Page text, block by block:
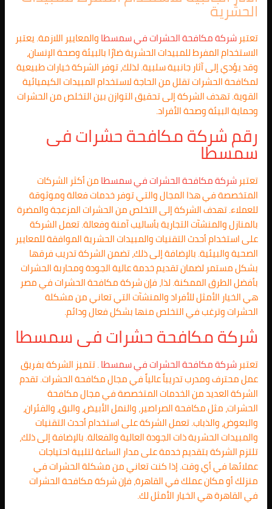
الحشرية
تعتبرشركة مكافحة الحشرات فيسمسطاوالمعايير اللازمة. يعتبر
الاستخدام المفرط للمبيدات الحشرية ضارًا بالبيئة وصحة الإنسان،
وقد يؤدي إلى آثار جانبية سلبية. لذلك، توفر الشركة خيارات طبيعية
لمكافحة الحشرات تقلل من الحاجة لاستخدام المبيدات الكيميائية
القوية. تهدف الشركة إلى تحقيق التوازن بين التخلص من الحشرات
وحماية البيئة وصحة الأفراد.
رقم شركة مكافحة حشرات فى
سمسطا
تعتبرشركة مكافحة الحشرات فيسمسطامن أكثر الشركات
المتخصصة في هذا المجال والتي توفر خدمات فعالة وموثوقة
للعملاء. تهدف الشركة إلى التخلص من الحشرات المزعجة والمضرة
بالمنازل والمنشآت التجارية بأساليب آمنة وفعالة. تعمل الشركة
على استخدام أحدث التقنيات والمبيدات الحشرية الموافقة للمعايير
الصحية والبيئية. بالإضافة إلى ذلك، تضمن الشركة تدريب فرقها
بشكل مستمر لضمان تقديم خدمة عالية الجودة ومحاربة الحشرات
بأفضل الطرق الممكنة. لذا، فإن شركة مكافحة الحشرات في مصر
هي الخيار الأمثل للأفراد والمنشآت التي تعاني من مشكلة
الحشرات وترغب في التخلص منها بشكل فعال ودائم.
شركة مكافحة حشرات فىسمسطا
تعتبرشركة مكافحة الحشرات فيسمسطا. تتميز الشركة بفريق
عمل محترف ومدرب تدريباً عالياً في مجال مكافحة الحشرات. تقدم
الشركة العديد من الخدمات المتخصصة في مجال مكافحة
الحشرات، مثل مكافحة الصراصير، والنمل الأبيض، والبق، والفئران،
والبعوض، والذباب. تعمل الشركة على استخدام أحدث التقنيات
والمبيدات الحشرية ذات الجودة العالية والفعالة. بالإضافة إلى ذلك،
تلتزم الشركة بتقديم خدمة على مدار الساعة لتلبية احتياجات
عملائها في أي وقت. إذا كنت تعاني من مشكلة الحشرات في
منزلك أو مكان عملك في القاهرة، فإن شركة مكافحة الحشرات
في القاهرة هي الخيار الأمثل لك.